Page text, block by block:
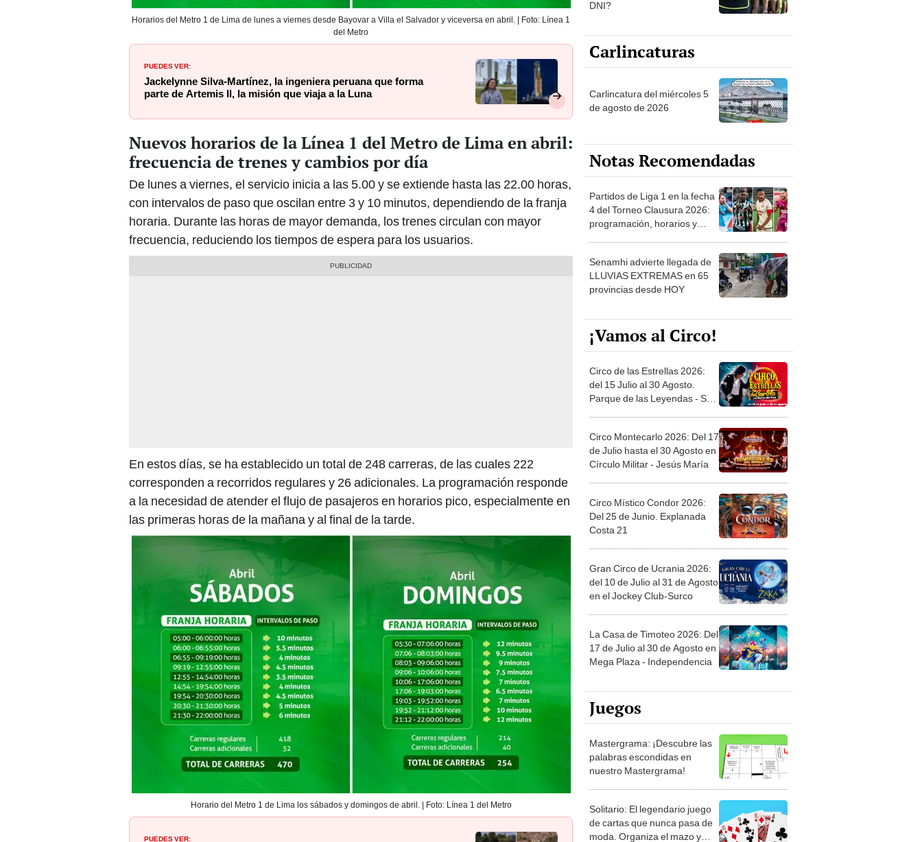
Horarios del Metro 1 de Lima de lunes a viernes desde Bayovar a Villa el Salvador y viceversa en abril. | Foto: Línea 1
del Metro
PUEDES VER:
Jackelynne Silva-Martínez, la ingeniera peruana que forma
parte de Artemis II, la misión que viaja a la Luna
Nuevos horarios de la Línea 1 del Metro de Lima en abril:
frecuencia de trenes y cambios por día
De lunes a viernes, el servicio inicia a las 5.00 y se extiende hasta las 22.00 horas,
con intervalos de paso que oscilan entre 3 y 10 minutos, dependiendo de la franja
horaria. Durante las horas de mayor demanda, los trenes circulan con mayor
frecuencia, reduciendo los tiempos de espera para los usuarios.
En estos días, se ha establecido un total de 248 carreras, de las cuales 222
corresponden a recorridos regulares y 26 adicionales. La programación responde
a la necesidad de atender el flujo de pasajeros en horarios pico, especialmente en
las primeras horas de la mañana y al final de la tarde.
Horario del Metro 1 de Lima los sábados y domingos de abril. | Foto: Línea 1 del Metro
PUEDES VER:
DNI?
Carlincaturas
Carlincatura del miércoles 5
de agosto de 2026
Notas Recomendadas
Partidos de Liga 1 en la fecha
4 del Torneo Clausura 2026:
programación, horarios y
Senamhi advierte llegada de
LLUVIAS EXTREMAS en 65
provincias desde HOY
¡Vamos al Circo!
Circo de las Estrellas 2026:
del 15 Julio al 30 Agosto.
Parque de las Leyendas - San
Circo Montecarlo 2026: Del 17
de Julio hasta el 30 Agosto en
Círculo Militar - Jesús María
Circo Místico Condor 2026:
Del 25 de Junio. Explanada
Costa 21
Gran Circo de Ucrania 2026:
del 10 de Julio al 31 de Agosto
en el Jockey Club-Surco
La Casa de Timoteo 2026: Del
17 de Julio al 30 de Agosto en
Mega Plaza - Independencia
Juegos
Mastergrama: ¡Descubre las
palabras escondidas en
nuestro Mastergrama!
Solitario: El legendario juego
de cartas que nunca pasa de
moda. Organiza el mazo y